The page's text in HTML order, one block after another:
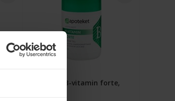
Apoteket B-vitamin forte,